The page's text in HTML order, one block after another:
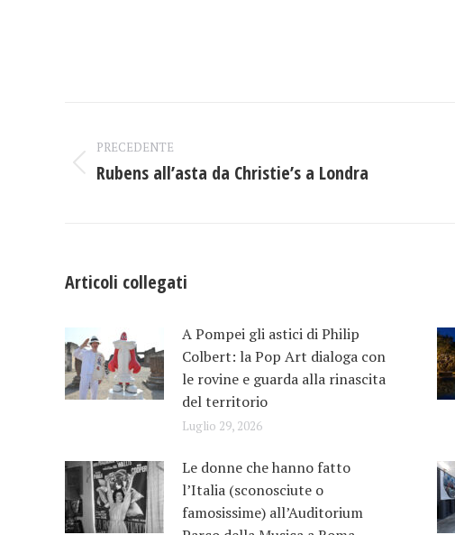
traPRECEDENTE
Post
Rubens all’asta da Christie’s a Londra
Articoli collegati
A Pompei gli astici di Philip
Colbert: la Pop Art dialoga con
le rovine e guarda alla rinascita
del territorio
Luglio 29, 2026
Le donne che hanno fatto
l’Italia (sconosciute o
famosissime) all’Auditorium